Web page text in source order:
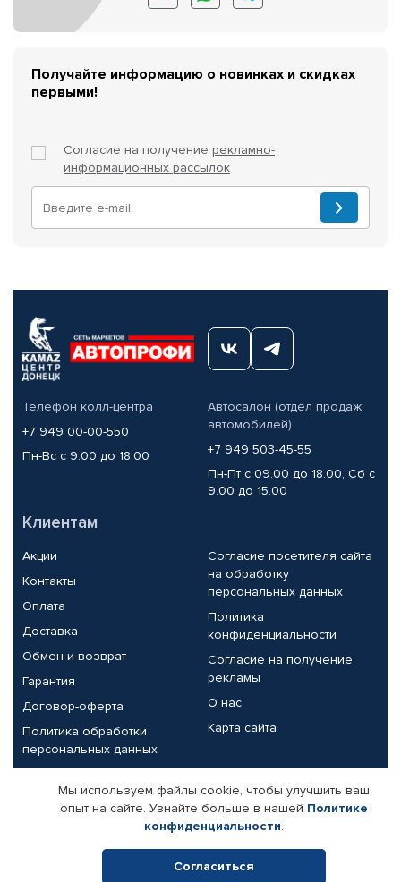
Получайте информацию о новинках и скидках
первыми!
Согласие на получение рекламно-
информационных рассылок
Телефон колл-центра
+7 949 00-00-550
Пн-Вс с 9.00 до 18.00
Автосалон (отдел продаж
автомобилей)
+7 949 503-45-55
Пн-Пт с 09.00 до 18.00, Сб с
9.00 до 15.00
Клиентам
Акции
Контакты
Оплата
Доставка
Обмен и возврат
Гарантия
Договор-оферта
Политика обработки
персональных данных
Согласие посетителя сайта
на обработку
персональных данных
Политика
конфиденциальности
Согласие на получение
рекламы
О нас
Карта сайта
Партнерам
Корпоративным клиентам
Поставщикам
Реквизиты компании
Мы используем файлы cookie, чтобы улучшить ваш
опыт на сайте. Узнайте больше в нашей Политике
конфиденциальности.
Согласиться